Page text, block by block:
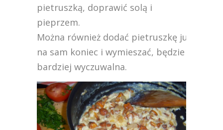
pietruszką, doprawić solą i
pieprzem.
Można również dodać pietruszkę już
na sam koniec i wymieszać, będzie
bardziej wyczuwalna.